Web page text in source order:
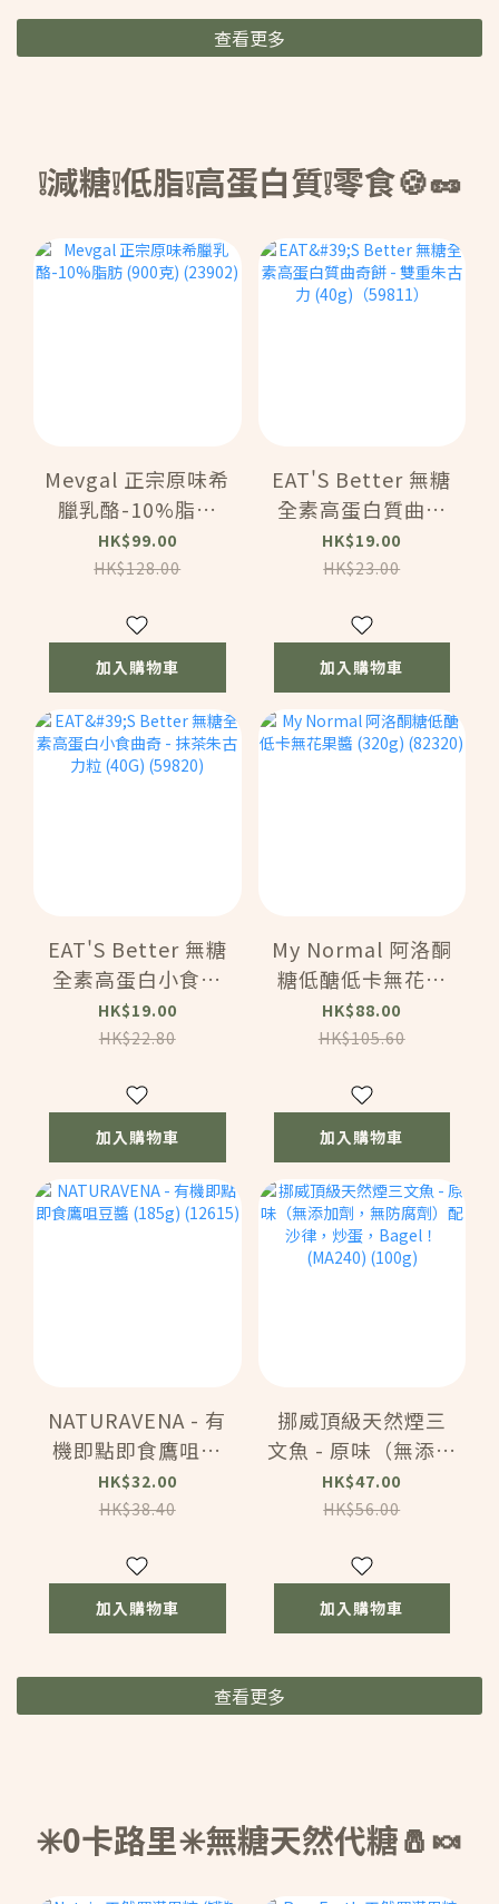
查看更多
❕減糖❕低脂❕高蛋白質❕零食🍪🥜
Mevgal 正宗原味希
臘乳酪-10%脂肪
(900克) (23902)
HK$99.00
HK$128.00
加入購物車
EAT'S Better 無糖
全素高蛋白質曲奇
餅 - 雙重朱古力
(40g)（59811）
HK$19.00
HK$23.00
加入購物車
EAT'S Better 無糖
全素高蛋白小食曲
(40G) (59820)
HK$19.00
HK$22.80
加入購物車
My Normal 阿洛酮
糖低醣低卡無花果
醬 (320g) (82320)
HK$88.00
HK$105.60
加入購物車
NATURAVENA - 有
機即點即食鷹咀豆
醬 (185g) (12615)
HK$32.00
HK$38.40
加入購物車
挪威頂級天然煙三
文魚 - 原味（無添加
劑，無防腐劑）配
沙律，炒蛋，
(100g)
HK$47.00
HK$56.00
加入購物車
查看更多
✳️0卡路里✳️無糖天然代糖🧂🍬